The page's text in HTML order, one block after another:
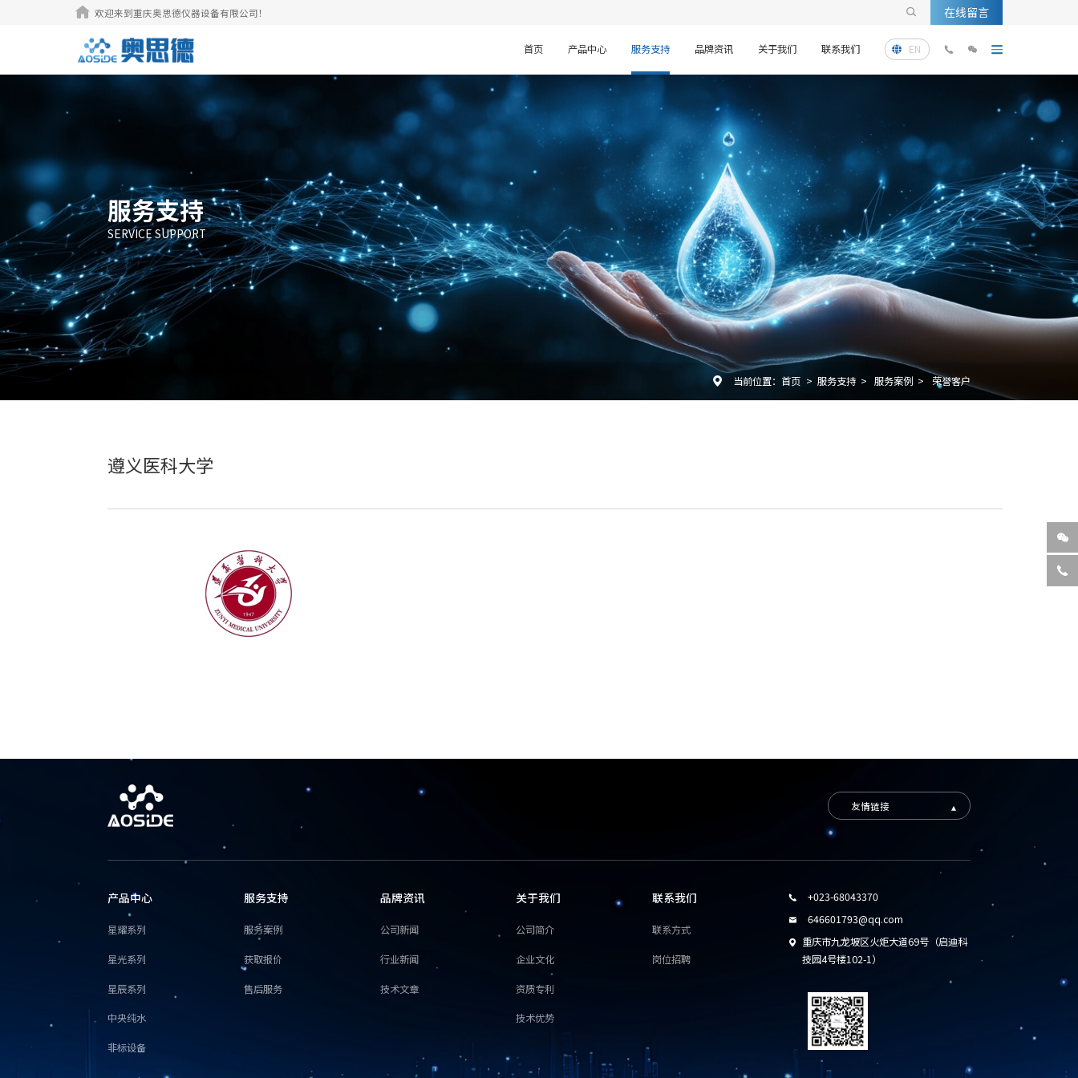
 欢迎来到重庆奥思德仪器设备有限公司！  在线留言
首页 产品中心 服务支持 品牌资讯 关于我们 联系我们  EN  
服务支持
SERVICE SUPPORT
 当前位置： 首页 > 服务支持 > 服务案例 > 荣誉客户
遵义医科大学


友情链接
产品中心
星耀系列
星光系列
星辰系列
中央纯水
非标设备
服务支持
服务案例
获取报价
售后服务
品牌资讯
公司新闻
行业新闻
技术文章
关于我们
公司简介
企业文化
资质专利
技术优势
联系我们
联系方式
岗位招聘
 +023-68043370
 646601793@qq.com

重庆市九龙坡区火炬大道69号（启迪科
技园4号楼102-1）